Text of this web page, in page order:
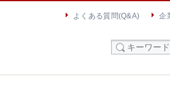
よくある質問(Q&A) 企